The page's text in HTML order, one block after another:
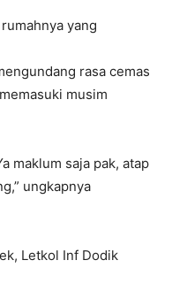
yang
rasa cemas
musim
maklum saja pak, atap
ungkapnya
Letkol Inf Dodik